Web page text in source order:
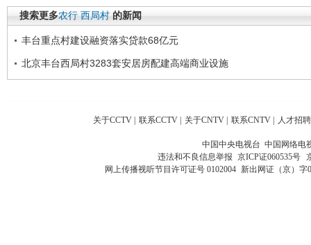
搜索更多农行 西局村 的新闻
丰台重点村建设融资落实贷款68亿元
北京丰台西局村3283套安居房配建高端商业设施
关于CCTV | 联系CCTV | 关于CNTV | 联系CNTV | 人才招聘
中国中央电视台 中国网络电
违法和不良信息举报 京ICP证060535号
网上传播视听节目许可证号 0102004 新出网证（京）